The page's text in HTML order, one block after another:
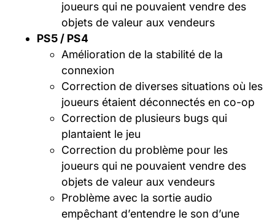
joueurs qui ne pouvaient vendre des
objets de valeur aux vendeurs
PS5 / PS4
Amélioration de la stabilité de la
connexion
Correction de diverses situations où les
joueurs étaient déconnectés en co-op
Correction de plusieurs bugs qui
plantaient le jeu
Correction du problème pour les
joueurs qui ne pouvaient vendre des
objets de valeur aux vendeurs
Problème avec la sortie audio
empêchant d’entendre le son d’une